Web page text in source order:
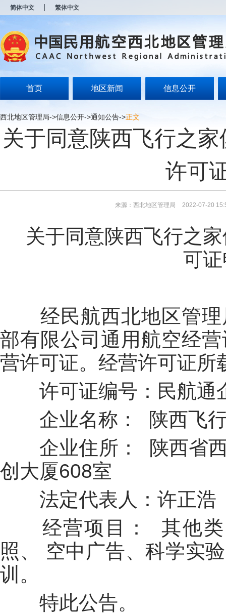
简体中文 繁体中文
首页 地区新闻 信息公开
西北地区管理局->信息公开->通知公告->正文
关于同意陕西飞行之
许可
来源：西北地区管理局 2022-07-20
关于同意陕西飞行之
可
经民航西北地区管
部有限公司 通用航空经
营许可证。经营许可证所
许可证编号：民航通
企业名称：
陕西飞
企业住所： 陕西省
创大厦608室
法定代表人：许正浩
经营项目： 其他
照、 空中广告、科学实
训。
特此公告。
开
无
障
说
按
Alt
波
浪